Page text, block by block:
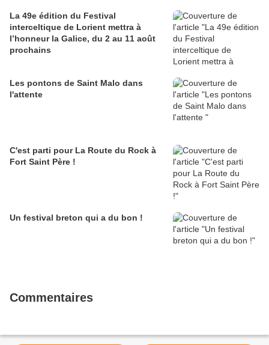
La 49e édition du Festival
interceltique de Lorient mettra à
l’honneur la Galice, du 2 au 11 août
prochains
Les pontons de Saint Malo dans
l'attente
C'est parti pour La Route du Rock à
Fort Saint Père !
Un festival breton qui a du bon !
Commentaires